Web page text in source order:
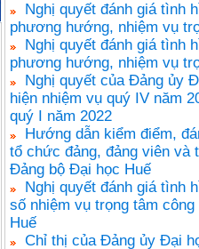
Nghị quyết đánh giá tình
phương hướng, nhiệm vụ
Nghị quyết đánh giá tình
phương hướng, nhiệm vụ
Nghị quyết của Đảng ủy
hiện nhiệm vụ quý IV năm
quý I năm 2022
Hướng dẫn kiểm điểm,
tổ chức đảng, đảng viên và
Đảng bộ Đại học Huế
Nghị quyết đánh giá tình
số nhiệm vụ trọng tâm
Huế
Chỉ thị của Đảng ủy Đại